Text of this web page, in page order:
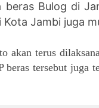
beras Bulog di
Jambi juga
terus
tersebut juga